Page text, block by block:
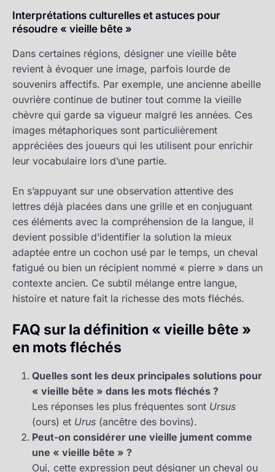
Interprétations culturelles et astuces pour
résoudre « vieille bête »
Dans certaines régions, désigner une vieille bête
revient à évoquer une image, parfois lourde de
souvenirs affectifs. Par exemple, une ancienne abeille
ouvrière continue de butiner tout comme la vieille
chèvre qui garde sa vigueur malgré les années. Ces
images métaphoriques sont particulièrement
appréciées des joueurs qui les utilisent pour enrichir
leur vocabulaire lors d’une partie.
En s’appuyant sur une observation attentive des
lettres déjà placées dans une grille et en conjuguant
ces éléments avec la compréhension de la langue, il
devient possible d’identifier la solution la mieux
adaptée entre un cochon usé par le temps, un cheval
fatigué ou bien un récipient nommé « pierre » dans un
contexte ancien. Ce subtil mélange entre langue,
histoire et nature fait la richesse des mots fléchés.
FAQ sur la définition « vieille bête »
en mots fléchés
Quelles sont les deux principales solutions pour
« vieille bête » dans les mots fléchés ?
Les réponses les plus fréquentes sont Ursus
(ours) et Urus (ancêtre des bovins).
Peut-on considérer une vieille jument comme
une « vieille bête » ?
Oui, cette expression peut désigner un cheval ou